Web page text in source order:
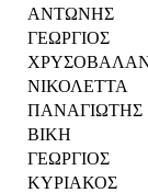
ΑΝΤΩΝΗΣ
ΓΕΩΡΓΙΟΣ
ΝΙΚΟΛΕΤΤΑ
ΠΑΝΑΓΙΩΤΗΣ
ΒΙΚΗ
ΓΕΩΡΓΙΟΣ
ΚΥΡΙΑΚΟΣ